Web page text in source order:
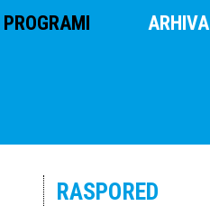
PROGRAMI ARHIVA
RASPORED